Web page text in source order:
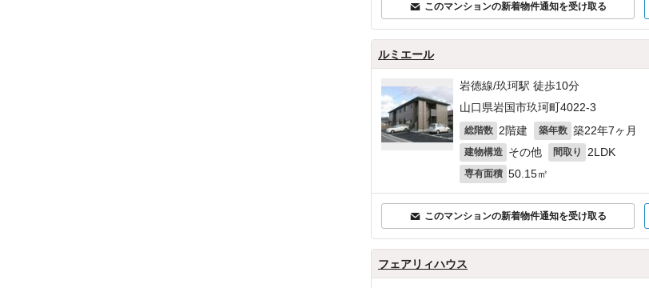
このマンションの新着物件通知を受け取る
ルミエール
岩徳線/玖珂駅 徒歩10分
山口県岩国市玖珂町4022‐3
総階数 2階建 築年数 築22年7ヶ月
建物構造 その他 間取り 2LDK
専有面積 50.15㎡
このマンションの新着物件通知を受け取る
フェアリィハウス